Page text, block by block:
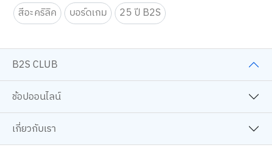
workshop-ศิลปะ
เทคนิคศิลปะ
โปเกมอน
B2S CLUB
ช้อปออนไลน์
เกี่ยวกับเรา